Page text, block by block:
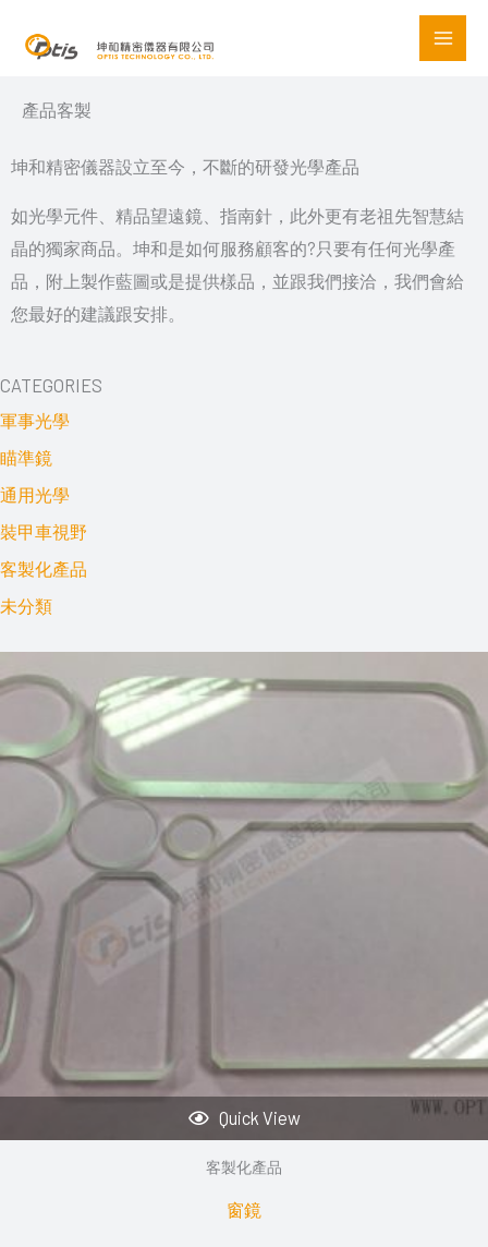
產品客製
坤和精密儀器設立至今，不斷的研發光學產品
如光學元件、精品望遠鏡、指南針，此外更有老祖先智慧結
晶的獨家商品。坤和是如何服務顧客的?只要有任何光學產
品，附上製作藍圖或是提供樣品，並跟我們接洽，我們會給
您最好的建議跟安排。
CATEGORIES
軍事光學
瞄準鏡
通用光學
裝甲車視野
客製化產品
未分類
Quick View
客製化產品
窗鏡